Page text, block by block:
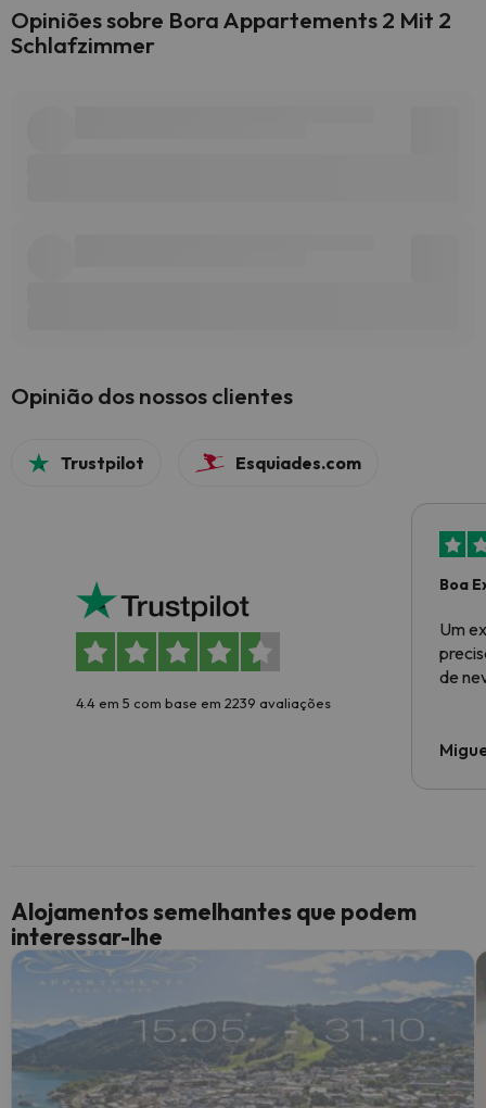
Opiniões sobre Bora Appartements 2 Mit 2
Schlafzimmer
Opinião dos nossos clientes
Trustpilot Esquiades.com
4.4 em 5 com base em 2239 avaliações
Boa
Um
de
Alojamentos semelhantes que podem
interessar-lhe